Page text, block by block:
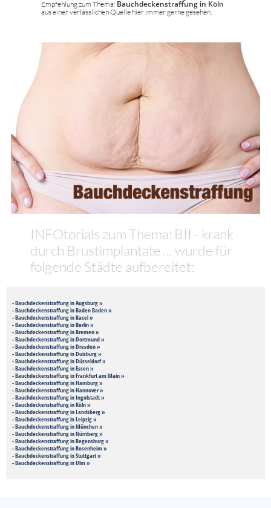
Empfehlung zum Thema: Bauchdeckenstraffung in Köln
aus einer verlässlichen Quelle hier immer gerne gesehen.
INFOtorials zum Thema: BII - krank
durch Brustimplantate ... wurde für
folgende Städte aufbereitet:
- Bauchdeckenstraffung in Augsburg »
- Bauchdeckenstraffung in Baden Baden »
- Bauchdeckenstraffung in Basel »
- Bauchdeckenstraffung in Berlin »
- Bauchdeckenstraffung in Bremen »
- Bauchdeckenstraffung in Dortmund »
- Bauchdeckenstraffung in Dresden »
- Bauchdeckenstraffung in Duisburg »
- Bauchdeckenstraffung in Düsseldorf »
- Bauchdeckenstraffung in Essen »
- Bauchdeckenstraffung in Frankfurt am Main »
- Bauchdeckenstraffung in Hamburg »
- Bauchdeckenstraffung in Hannover »
- Bauchdeckenstraffung in Ingolstadt »
- Bauchdeckenstraffung in Köln »
- Bauchdeckenstraffung in Landsberg »
- Bauchdeckenstraffung in Leipzig »
- Bauchdeckenstraffung in München »
- Bauchdeckenstraffung in Nürnberg »
- Bauchdeckenstraffung in Regensburg »
- Bauchdeckenstraffung in Rosenheim »
- Bauchdeckenstraffung in Stuttgart »
- Bauchdeckenstraffung in Ulm »